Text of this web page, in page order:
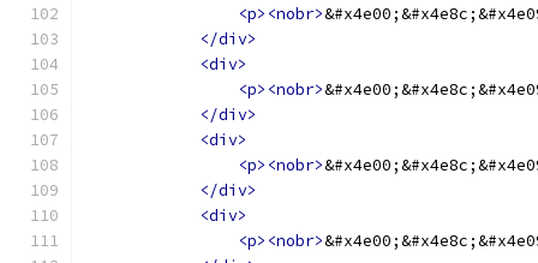
<p><nobr>
</div>
<div>
<p><nobr>
</div>
<div>
<p><nobr>
</div>
<div>
<p><nobr>